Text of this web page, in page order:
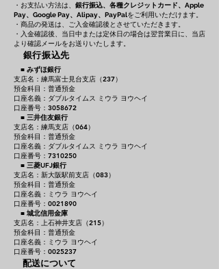
・お支払い方法は、 銀行振込、各種クレジットカード、 Apple
Pay、Google Pay、Alipay、PayPalをご利用いただけます。
・商品の発送は、ご入金確認後とさせていただきます。
・入金確認後、当日中または定休日の場合は翌営業日に、当店
より確認メールをお送りいたします。
銀行振込先
■ みずほ銀行
支店名：練馬富士見台支店（237）
預金科目：普通預金
口座名義：ダブルタイムス ミウラ ヨウヘイ
口座番号：3058672
■ 三井住友銀行
支店名：練馬支店（064）
預金科目：普通預金
口座名義：ダブルタイムス ミウラ ヨウヘイ
口座番号：7310250
■ 三菱UFJ銀行
支店名：新大阪駅前支店（083）
預金科目：普通預金
口座名義：ミウラ ヨウヘイ
口座番号：0021890
■ 城北信用金庫
支店名：上石神井支店（215）
預金科目：普通預金
口座名義：ミウラ ヨウヘイ
口座番号：0025237
配送について